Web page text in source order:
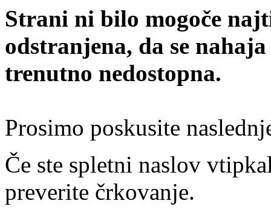
Strani ni bilo mogoče
odstranjena, da se
trenutno nedostopna.
Prosimo poskusite
Če ste spletni naslov
preverite črkovanje.